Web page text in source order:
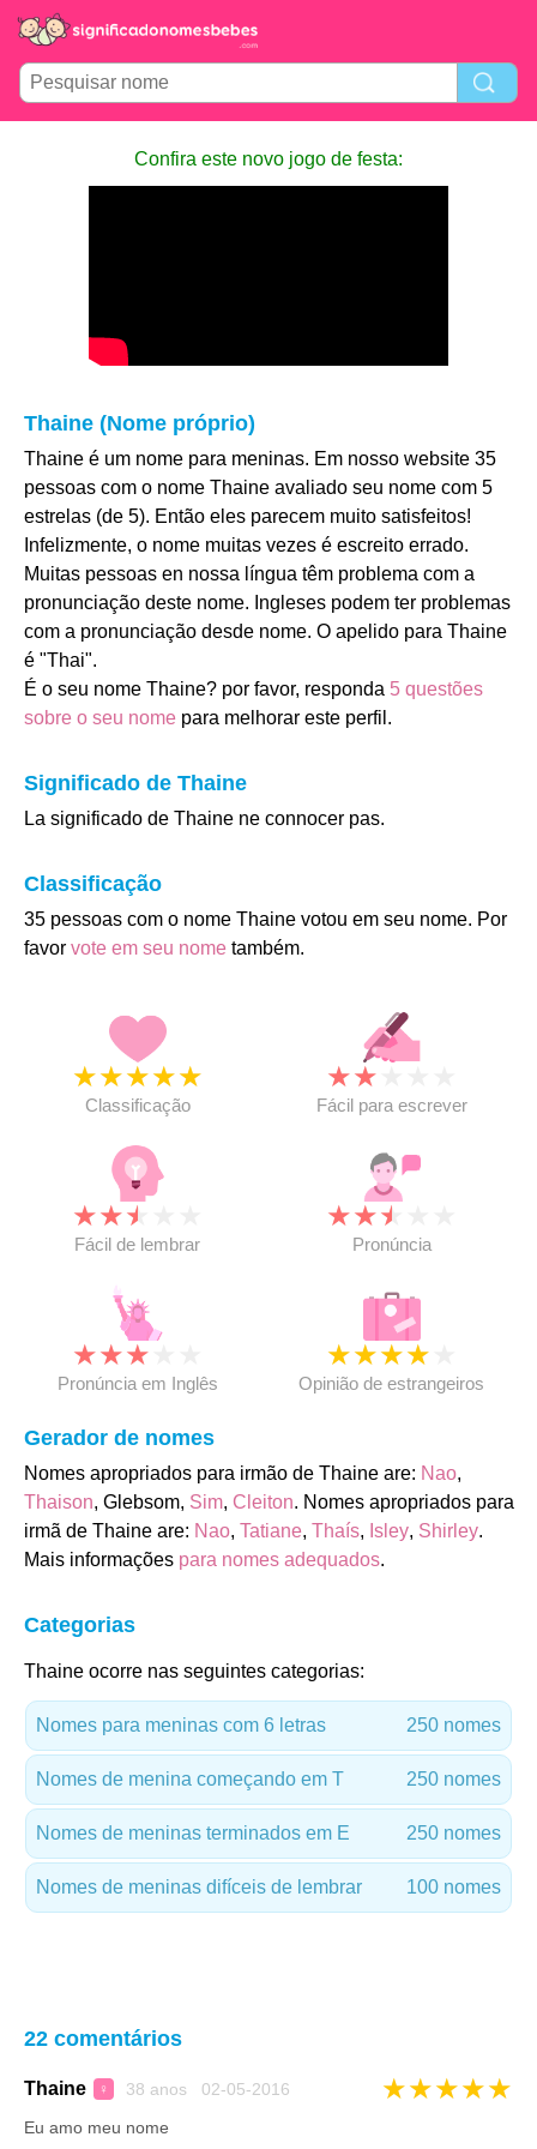
Confira este novo jogo de festa:
Thaine (Nome próprio)
Thaine é um nome para meninas. Em nosso website 35
pessoas com o nome Thaine avaliado seu nome com 5
estrelas (de 5). Então eles parecem muito satisfeitos!
Infelizmente, o nome muitas vezes é escreito errado.
Muitas pessoas en nossa língua têm problema com a
pronunciação deste nome. Ingleses podem ter problemas
com a pronunciação desde nome. O apelido para Thaine
é "Thai".
É o seu nome Thaine? por favor, responda 5 questões
sobre o seu nome para melhorar este perfil.
Significado de Thaine
La significado de Thaine ne connocer pas.
Classificação
35 pessoas com o nome Thaine votou em seu nome. Por
favor vote em seu nome também.
★★★★★
Classificação
★★
Fácil para escrever
★★★
Fácil de lembrar
★★★
Pronúncia
★★★
Pronúncia em Inglês
★★★★
Opinião de estrangeiros
Gerador de nomes
Nomes apropriados para irmão de Thaine are: Nao,
Thaison, Glebsom, Sim, Cleiton. Nomes apropriados para
irmã de Thaine are: Nao, Tatiane, Thaís, Isley, Shirley.
Mais informações para nomes adequados.
Categorias
Thaine ocorre nas seguintes categorias:
Nomes para meninas com 6 letras 250 nomes
Nomes de menina começando em T 250 nomes
Nomes de meninas terminados em E 250 nomes
Nomes de meninas difíceis de lembrar 100 nomes
22 comentários
Thaine ♀ 38 anos 02-05-2016 ★★★★★
Eu amo meu nome